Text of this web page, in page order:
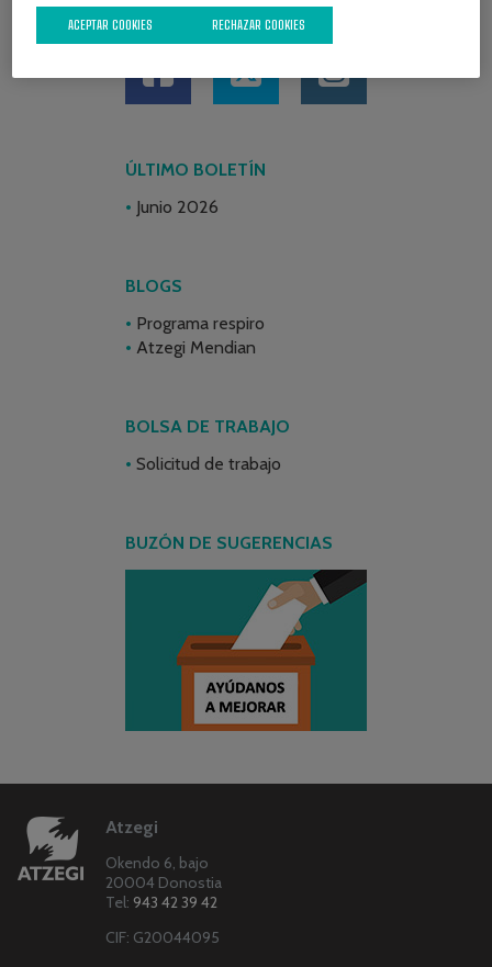
REDES SOCIALES
ÚLTIMO BOLETÍN
Junio 2026
BLOGS
Programa respiro
Atzegi Mendian
BOLSA DE TRABAJO
Solicitud de trabajo
BUZÓN DE SUGERENCIAS
Atzegi
Okendo 6, bajo
20004 Donostia
Tel: 943 42 39 42
CIF: G20044095
RECHAZAR COOKIES
ACEPTAR COOKIES